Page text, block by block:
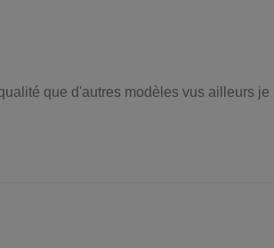
que d'autres modèles vus ailleurs je